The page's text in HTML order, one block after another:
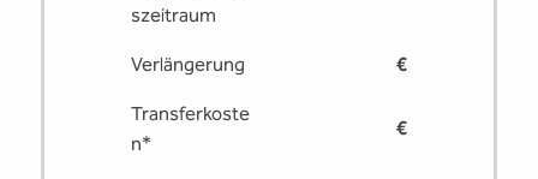
s­zeitraum
Verlängerung €
Transferkoste
n*
€